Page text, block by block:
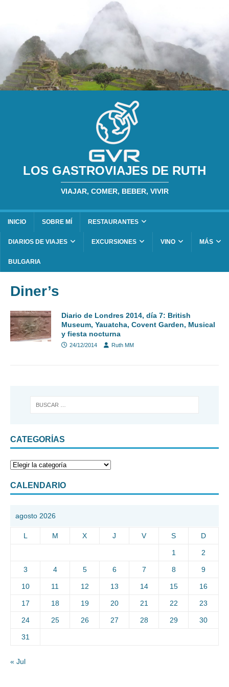
LOS GASTROVIAJES DE RUTH
VIAJAR, COMER, BEBER, VIVIR
INICIO SOBRE MÍ RESTAURANTES
DIARIOS DE VIAJES EXCURSIONES VINO MÁS
BULGARIA
Diner’s
Diario de Londres 2014, día 7: British
Museum, Yauatcha, Covent Garden, Musical
y fiesta nocturna
24/12/2014 Ruth MM
CATEGORÍAS
CALENDARIO
agosto 2026
L M X J V S D
1 2
3 4 5 6 7 8 9
10 11 12 13 14 15 16
17 18 19 20 21 22 23
24 25 26 27 28 29 30
31
« Jul